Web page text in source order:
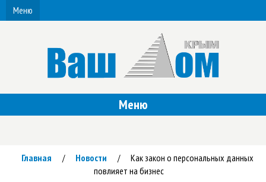
Меню
Меню
Главная / Новости /
Как закон о персональных данных
повлияет на бизнес